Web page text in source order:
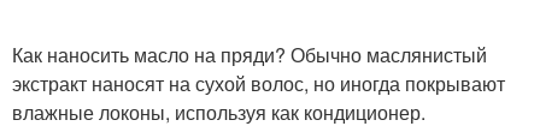
Как наносить масло на пряди? Обычно маслянистый
экстракт наносят на сухой волос, но иногда покрывают
влажные локоны, используя как кондиционер.